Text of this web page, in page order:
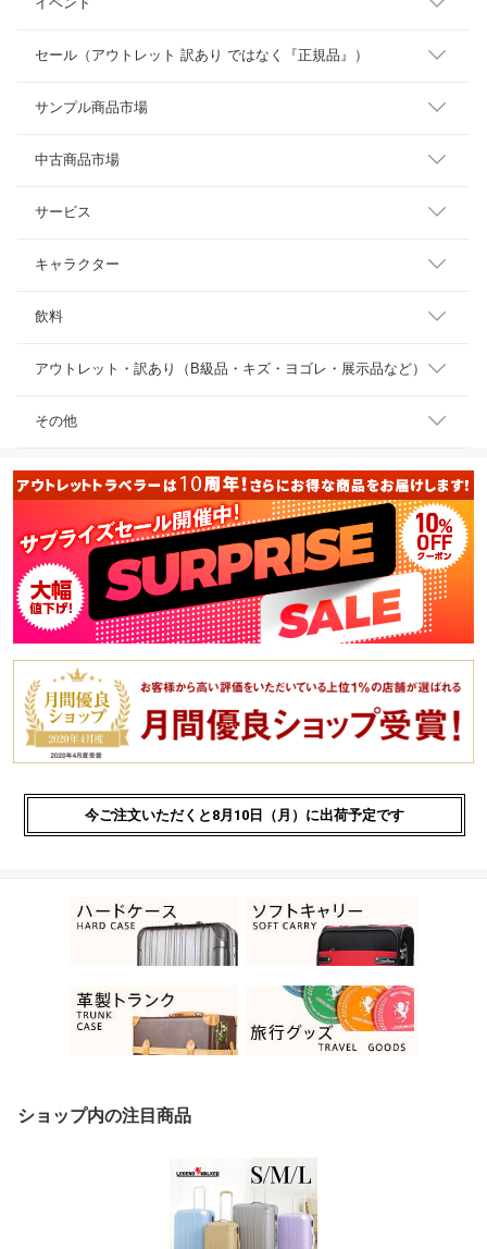
セール（アウトレット 訳あり ではなく『正規品』）
サンプル商品市場
中古商品市場
サービス
キャラクター
飲料
アウトレット・訳あり（B級品・キズ・ヨゴレ・展示品など）
その他
ショップ内の注目商品